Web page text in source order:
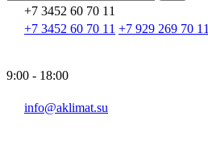
+7 3452 60 70 11
+7 3452 60 70 11 +7 929 269 70 11
9:00 - 18:00
info@aklimat.su